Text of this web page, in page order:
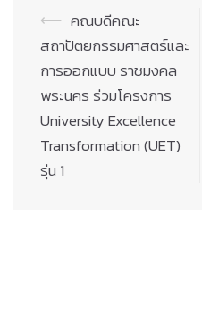
Post
navigation
⟵ คณบดีคณะ
สถาปัตยกรรมศาสตร์และ
การออกแบบ ราชมงคล
พระนคร ร่วมโครงการ
University Excellence
Transformation (UET)
รุ่น 1